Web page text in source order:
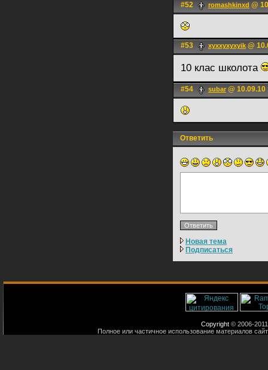
#52 romashkinxd @
#53 xyxxyxyxyik @
10 клас школота
#54 subar @ 10.09.10
Ответить
Новая тема
Подписаться
Copyright © 2006-
Полное или частичное использование материалов